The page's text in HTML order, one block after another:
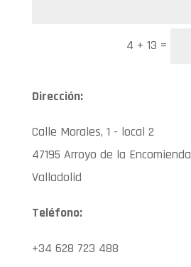
4 + 13 =
Dirección:
Calle Morales, 1 - local 2
47195 Arroyo de la Encomienda
Valladolid
Teléfono:
+34 628 723 488